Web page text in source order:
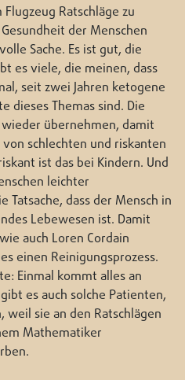
Ratschläge zu
der Menschen
Sache. Es ist gut, die
es viele, die meinen, dass
seit zwei Jahren ketogene
dieses Themas sind. Die
übernehmen, damit
schlechten und riskanten
ist das bei Kindern. Und
leichter
Tatsache, dass der Mensch in
Lebewesen ist. Damit
auch Loren Cordain
einen Reinigungsprozess.
Einmal kommt alles an
es auch solche Patienten,
weil sie an den Ratschlägen
Mathematiker